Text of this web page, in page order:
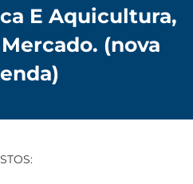
E Aquicultura,
(nova